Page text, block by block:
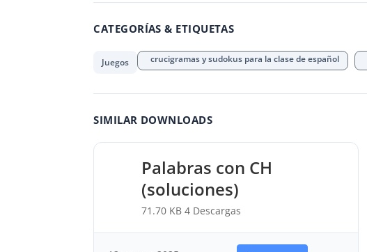
CATEGORÍAS & ETIQUETAS
Juegos crucigramas y sudokus para la clase de español
SIMILAR DOWNLOADS
Palabras con CH
(soluciones)
71.70 KB4 Descargas